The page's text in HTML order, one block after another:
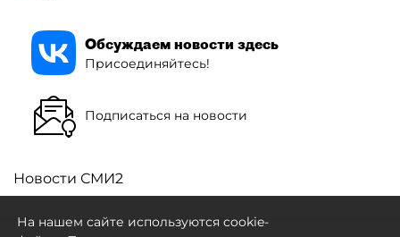
Обсуждаем новости здесь
Присоединяйтесь!
Подписаться на новости
Новости СМИ2
На нашем сайте используются cookie-